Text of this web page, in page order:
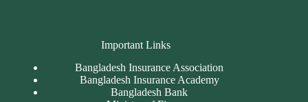
Important Links
Bangladesh Insurance Association
Bangladesh Insurance Academy
Bangladesh Bank